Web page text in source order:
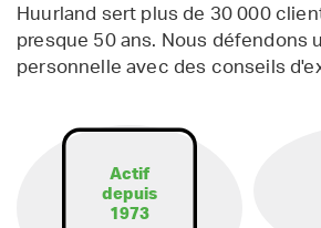
Huurland sert plus de 30 000
presque 50 ans. Nous défendons
personnelle avec des conseils
Actif
depuis
1973